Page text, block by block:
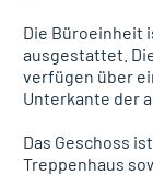
Die Büroeinheit
ausgestattet.
verfügen über
Unterkante der
Das Geschoss
Treppenhaus